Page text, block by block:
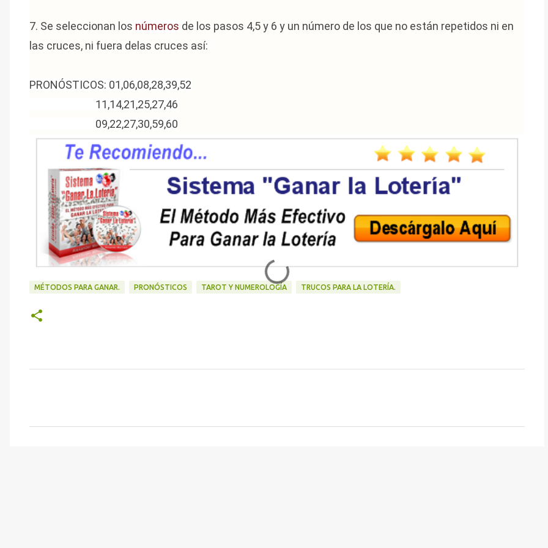
7. Se seleccionan los números de los pasos 4,5 y 6 y un número de los que no están repetidos ni en
las cruces, ni fuera delas cruces así:
PRONÓSTICOS: 01,06,08,28,39,52
11,14,21,25,27,46
09,22,27,30,59,60
MÉTODOS PARA GANAR. PRONÓSTICOS TAROT Y NUMEROLOGÍA TRUCOS PARA LA LOTERÍA.